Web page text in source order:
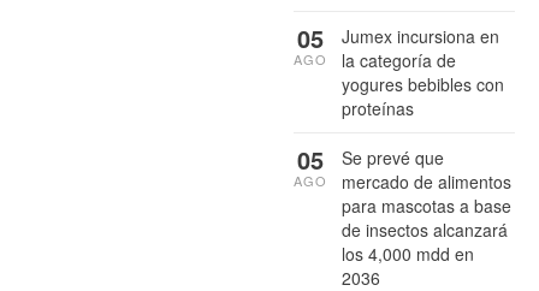
Jumex incursiona en
la categoría de
yogures bebibles con
proteínas
05
AGO
Se prevé que
mercado de alimentos
para mascotas a base
de insectos alcanzará
los 4,000 mdd en
2036
05
AGO